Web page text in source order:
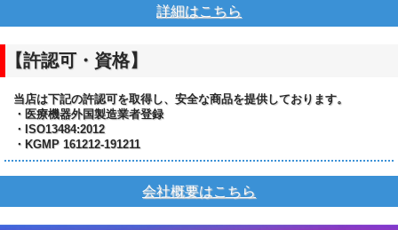
詳細はこちら
【許認可・資格】
当店は下記の許認可を取得し、安全な商品を提供しております。
・医療機器外国製造業者登録
・ISO13484:2012
・KGMP 161212-191211
会社概要はこちら